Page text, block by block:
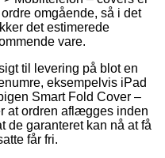
omgående, så i det
det estimerede
vare.
til levering på blot en
eksempelvis iPad
Smart Fold Cover –
at ordren aflægges inden
de garanteret kan nå at få
får fri.